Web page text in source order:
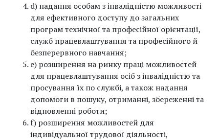
d) надання особам з інвалідністю можливості
для ефективного доступу до загальних
програм технічної та професійної орієнтації,
служб працевлаштування та професійного й
безперервного навчання;
e) розширення на ринку праці можливостей
для працевлаштування осіб з інвалідністю та
просування їх по службі, а також надання
допомоги в пошуку, отриманні, збереженні та
відновленні роботи;
f) розширення можливостей для
індивідуальної трудової діяльності,